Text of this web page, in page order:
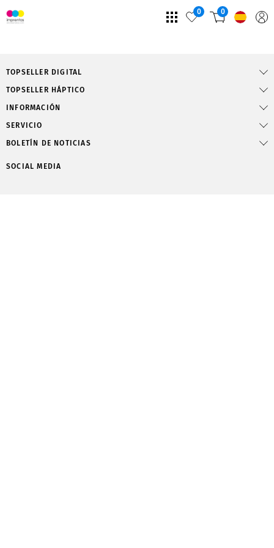
0 0
TOPSELLER DIGITAL
TOPSELLER HÁPTICO
INFORMACIÓN
SERVICIO
BOLETÍN DE NOTICIAS
SOCIAL MEDIA